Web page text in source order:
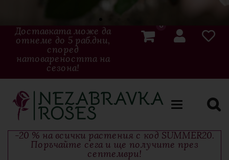
Доставката може да
отнеме до 5 раб.дни,
според
натовареността на
сезона!
0
Toggle
-20 % на всички растения с код SUMMER20.
Поръчайте сега и ще получите през
септември!